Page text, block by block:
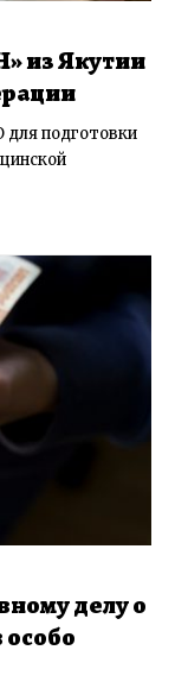
из Якутии
для подготовки
делу о